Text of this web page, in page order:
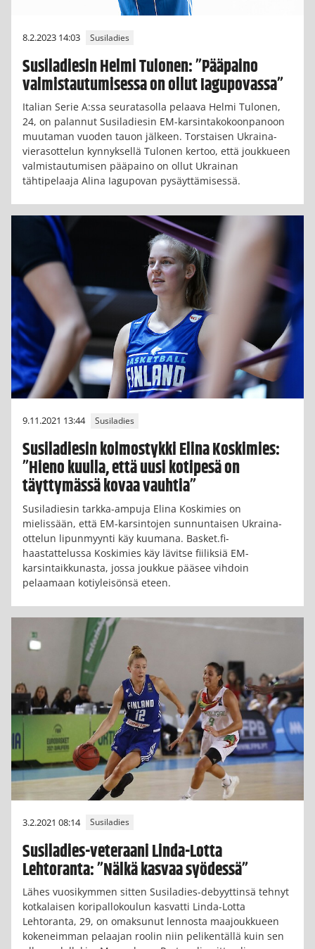
8.2.2023 14:03 Susiladies
Susiladiesin Helmi Tulonen: ”Pääpaino
valmistautumisessa on ollut Iagupovassa”
Italian Serie A:ssa seuratasolla pelaava Helmi Tulonen,
24, on palannut Susiladiesin EM-karsintakokoonpanoon
muutaman vuoden tauon jälkeen. Torstaisen Ukraina-
vierasottelun kynnyksellä Tulonen kertoo, että joukkueen
valmistautumisen pääpaino on ollut Ukrainan
tähtipelaaja Alina Iagupovan pysäyttämisessä.
9.11.2021 13:44 Susiladies
Susiladiesin kolmostykki Elina Koskimies:
”Hieno kuulla, että uusi kotipesä on
täyttymässä kovaa vauhtia”
Susiladiesin tarkka-ampuja Elina Koskimies on
mielissään, että EM-karsintojen sunnuntaisen Ukraina-
ottelun lipunmyynti käy kuumana. Basket.fi-
haastattelussa Koskimies käy lävitse fiiliksiä EM-
karsintaikkunasta, jossa joukkue pääsee vihdoin
pelaamaan kotiyleisönsä eteen.
3.2.2021 08:14 Susiladies
Susiladies-veteraani Linda-Lotta
Lehtoranta: ”Nälkä kasvaa syödessä”
Lähes vuosikymmen sitten Susiladies-debyyttinsä tehnyt
kotkalaisen koripallokoulun kasvatti Linda-Lotta
Lehtoranta, 29, on omaksunut lennosta maajoukkueen
kokeneimman pelaajan roolin niin pelikentällä kuin sen